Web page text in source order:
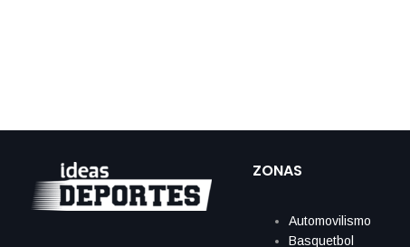
ZONAS
Automovilismo
Basquetbol